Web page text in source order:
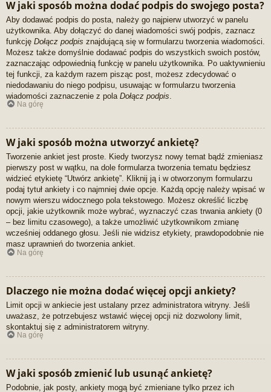
W jaki sposób można dodać podpis do swojego posta?
Aby dodawać podpis do posta, należy go najpierw utworzyć w panelu
użytkownika. Aby dołączyć do danej wiadomości swój podpis, zaznacz
funkcję Dołącz podpis znajdującą się w formularzu tworzenia wiadomości.
Możesz także domyślnie dodawać podpis do wszystkich swoich postów,
zaznaczając odpowiednią funkcję w panelu użytkownika. Po uaktywnieniu
tej funkcji, za każdym razem pisząc post, możesz zdecydować o
niedodawaniu do niego podpisu, usuwając w formularzu tworzenia
wiadomości zaznaczenie z pola Dołącz podpis
Na górę
W jaki sposób można utworzyć ankietę?
Tworzenie ankiet jest proste. Kiedy tworzysz nowy temat bądź zmieniasz
pierwszy post w wątku, na dole formularza tworzenia tematu będziesz
widzieć etykietę “Utwórz ankietę”. Kliknij ją i w otworzonym formularzu
podaj tytuł ankiety i co najmniej dwie opcje. Każdą opcję należy wpisać w
nowym wierszu widocznego pola tekstowego. Możesz określić liczbę
opcji, jakie użytkownik może wybrać, wyznaczyć czas trwania ankiety (0
– bez limitu czasowego), a także umożliwić użytkownikom zmianę
wcześniej oddanego głosu. Jeśli nie widzisz etykiety, prawdopodobnie nie
masz uprawnień do tworzenia ankiet.
Na górę
Dlaczego nie można dodać więcej opcji ankiety?
Limit opcji w ankiecie jest ustalany przez administratora witryny. Jeśli
uważasz, że potrzebujesz wstawić więcej opcji niż dozwolony limit,
skontaktuj się z administratorem witryny.
Na górę
W jaki sposób zmienić lub usunąć ankietę?
Podobnie, jak posty, ankiety mogą być zmieniane tylko przez ich